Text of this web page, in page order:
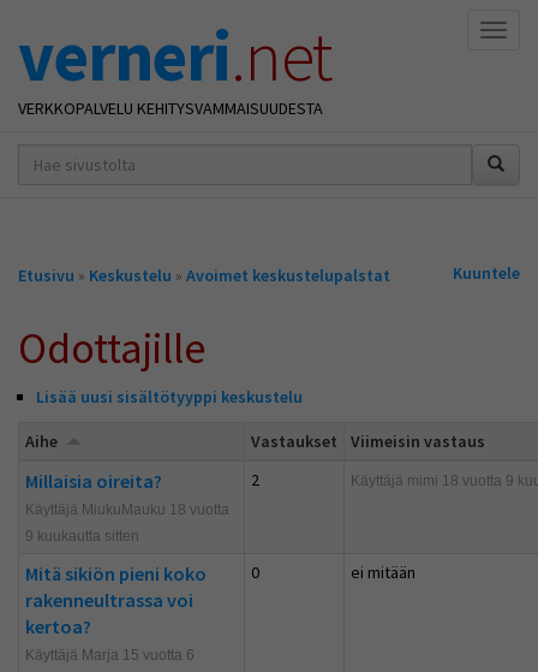
verneri.net
VERKKOPALVELU KEHITYSVAMMAISUUDESTA
hakusana(t)
Olet
Etusivu » Keskustelu » Avoimet keskustelupalstat Kuuntele
Odottajille
Lisää uusi sisältötyyppi keskustelu
Aihe Vastaukset Viimeisin vastaus
Millaisia oireita?
Käyttäjä MiukuMauku 18 vuotta
9 kuukautta sitten
2 Käyttäjä mimi 18 vuotta 9
Mitä sikiön pieni koko
rakenneultrassa voi
kertoa?
Käyttäjä Marja 15 vuotta 6
0 ei mitään